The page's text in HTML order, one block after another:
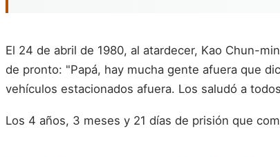
El 24 de abril de 1980, al atardecer, Kao Chun-
de pronto: "Papá, hay mucha gente afuera que
vehículos estacionados afuera. Los saludó a
Los 4 años, 3 meses y 21 días de prisión que